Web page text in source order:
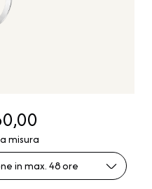
misura
in max. 48 ore